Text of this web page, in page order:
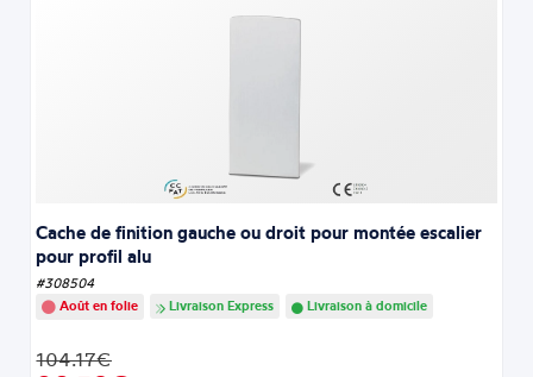
Cache de finition gauche ou droit pour montée escalier
pour profil alu
#308504
Août en folie
Livraison Express Livraison à domicile
104.17€